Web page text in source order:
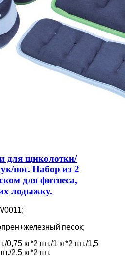
для щиколотки/
ног. Набор из 2
для фитнеса,
лодыжку.
песок;
0,75 кг*2 шт./1 кг*2 шт./1,5
2,5 кг*2 шт.